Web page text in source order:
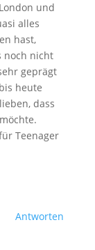
und
alles
hast,
noch nicht
geprägt
heute
dass
Teenager
Antworten